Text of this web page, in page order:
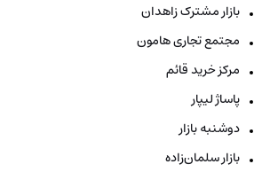
بازار مشترک زاهدان
مجتمع تجاری هامون
مرکز خرید قائم
پاساژ لیپار
دوشنبه بازار
بازار سلمان‌زاده